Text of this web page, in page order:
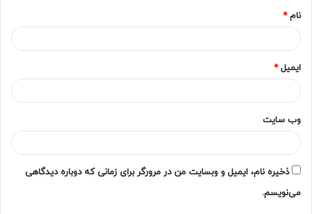
نام*
ایمیل*
وب‌ سایت
ذخیره نام، ایمیل و وبسایت من در مرورگر برای زمانی که دوباره دیدگاهی
می‌نویسم.